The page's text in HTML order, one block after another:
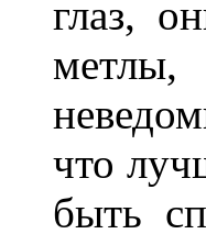
глаз,
что
быть